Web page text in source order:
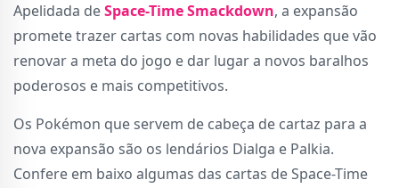
Apelidada deSpace-Time Smackdown, a expansão
promete trazer cartas com novas habilidades que vão
renovar a meta do jogo e dar lugar a novos baralhos
poderosos e mais competitivos.
Os Pokémon que servem de cabeça de cartaz para a
nova expansão são os lendários Dialga e Palkia.
Confere em baixo algumas das cartas de Space-Time